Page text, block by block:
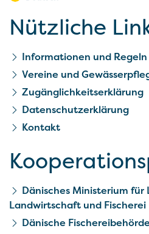
Nützliche
Informationen und Regeln
Vereine und
Zugänglichkeitserklärung
Datenschutzerklärung
Kontakt
Dänisches Ministerium für
Landwirtschaft und Fischerei
Dänische